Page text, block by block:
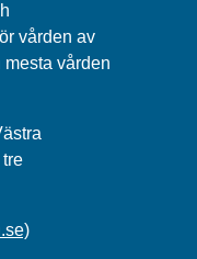
vården av
vården
tre